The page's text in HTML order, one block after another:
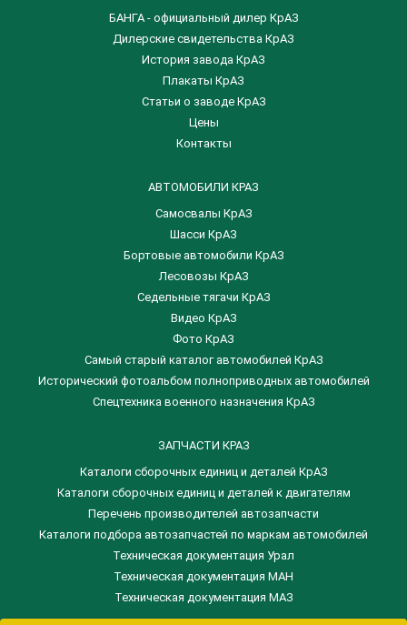
БАНГА - официальный дилер КрАЗ
Дилерские свидетельства КрАЗ
История завода КрАЗ
Плакаты КрАЗ
Статьи о заводе КрАЗ
Цены
Контакты
АВТОМОБИЛИ КРАЗ
Самосвалы КрАЗ
Шасси КрАЗ
Бортовые автомобили КрАЗ
Лесовозы КрАЗ
Седельные тягачи КрАЗ
Видео КрАЗ
Фото КрАЗ
Самый старый каталог автомобилей КрАЗ
Исторический фотоальбом полноприводных автомобилей
Спецтехника военного назначения КрАЗ
ЗАПЧАСТИ КРАЗ
Каталоги сборочных единиц и деталей КрАЗ
​Каталоги сборочных единиц и деталей к двигателям
Перечень производителей автозапчасти
Каталоги подбора автозапчастей по маркам автомобилей
Техническая документация Урал
Техническая документация МАН
Техническая документация МАЗ